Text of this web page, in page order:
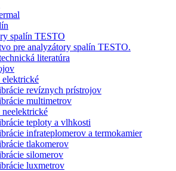
spalín TESTO
pre analyzátory spalín TESTO.
literatúra
revíznych prístrojov
multimetrov
teploty a vlhkosti
infrateplomerov a termokamier
tlakomerov
silomerov
luxmetrov